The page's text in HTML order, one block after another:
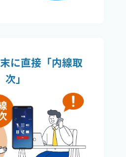
に直接「内線取
次」